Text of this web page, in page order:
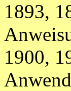
1893,
1900,